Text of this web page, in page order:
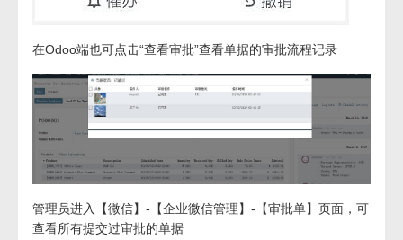
在Odoo端也可点击“查看审批”查看单据的审批流程记录
管理员进入【微信】-【企业微信管理】-【审批单】页面，可
查看所有提交过审批的单据